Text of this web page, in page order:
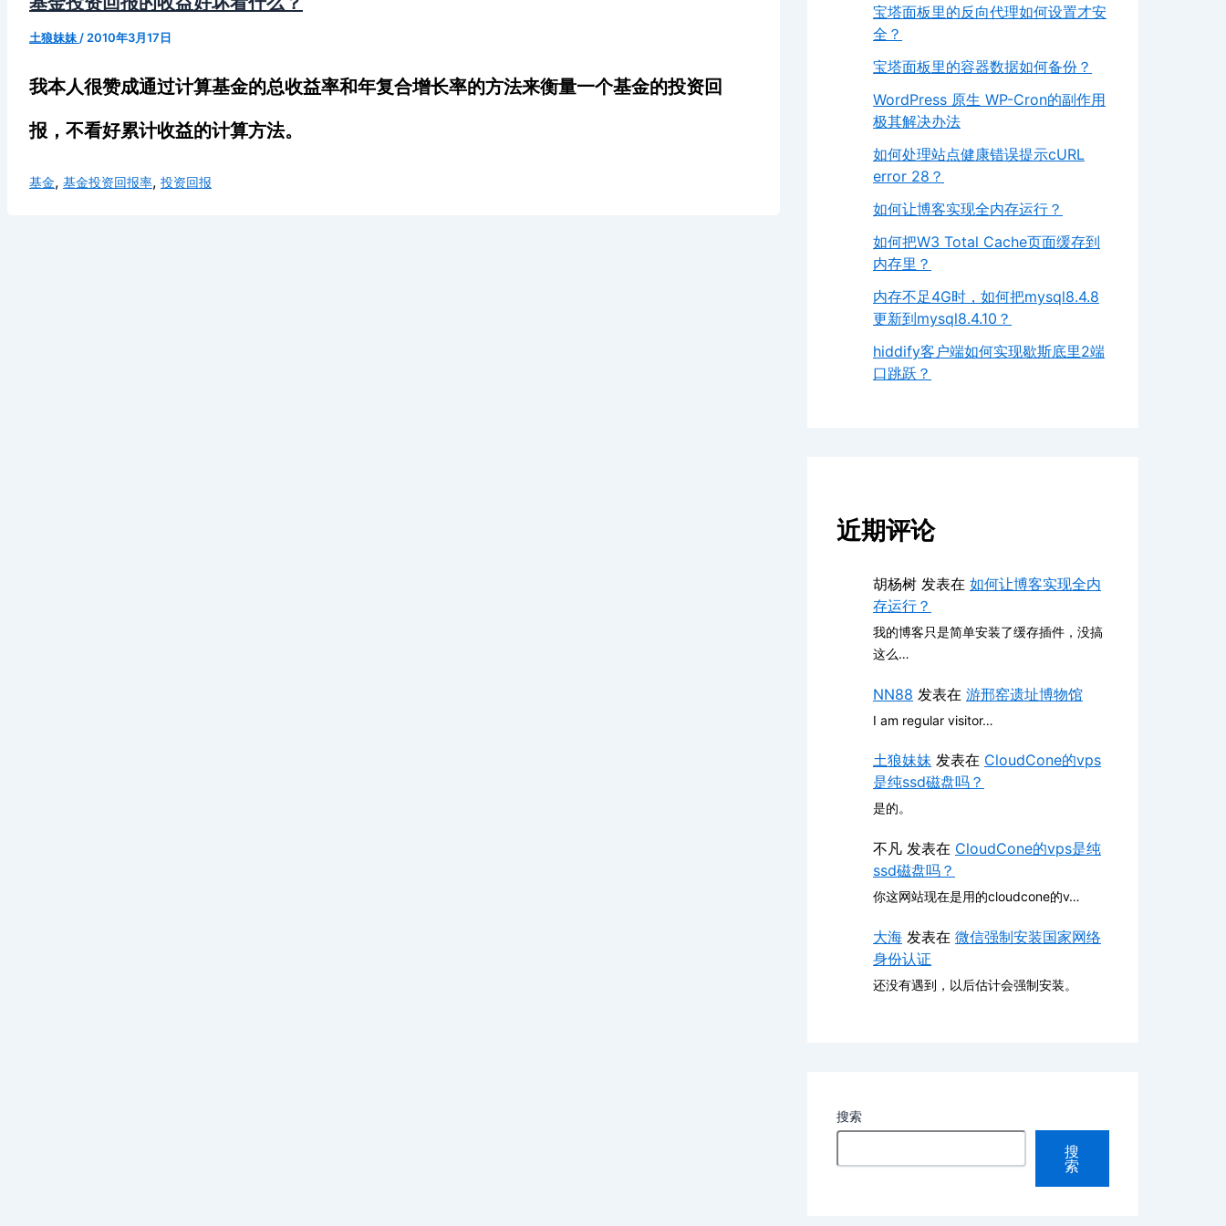
土狼妹妹 / 2010年3月17日
我本人很赞成通过计算基金的总收益率和年复合增长率的方法来衡量一个基金的投资回
报，不看好累计收益的计算方法。
基金, 基金投资回报率, 投资回报
宝塔面板里的反向代理如何设置才安
全？
宝塔面板里的容器数据如何备份？
WordPress 原生 WP-Cron的副作用
极其解决办法
如何处理站点健康错误提示cURL
error 28？
如何让博客实现全内存运行？
如何把W3 Total Cache页面缓存到
内存里？
内存不足4G时，如何把mysql8.4.8
更新到mysql8.4.10？
hiddify客户端如何实现歇斯底里2端
口跳跃？
近期评论
胡杨树 发表在 如何让博客实现全内
存运行？
我的博客只是简单安装了缓存插件，没搞
这么…
NN88 发表在 游邢窑遗址博物馆
I am regular visitor…
土狼妹妹 发表在 CloudCone的vps
是纯ssd磁盘吗？
是的。
不凡 发表在 CloudCone的vps是纯
ssd磁盘吗？
你这网站现在是用的cloudcone的v…
大海 发表在 微信强制安装国家网络
身份认证
还没有遇到，以后估计会强制安装。
搜索
搜
索